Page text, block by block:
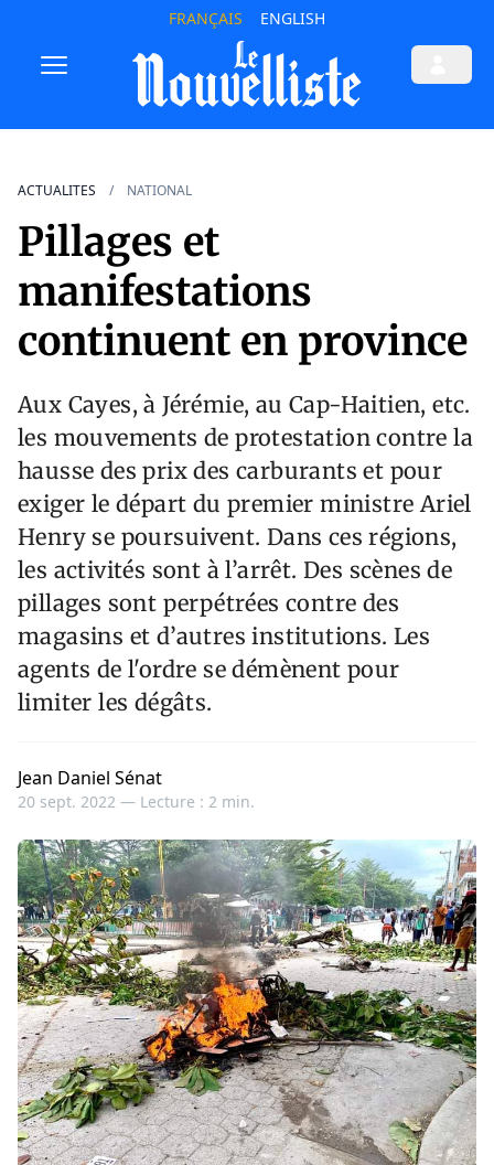
FRANÇAIS ENGLISH
ACTUALITES NATIONAL
Pillages et
manifestations
continuent en province
Aux Cayes, à Jérémie, au Cap-Haitien, etc.
les mouvements de protestation contre la
hausse des prix des carburants et pour
exiger le départ du premier ministre Ariel
Henry se poursuivent. Dans ces régions,
les activités sont à l’arrêt. Des scènes de
pillages sont perpétrées contre des
magasins et d’autres institutions. Les
agents de l'ordre se démènent pour
limiter les dégâts.
Jean Daniel Sénat
20 sept. 2022 — Lecture : 2 min.